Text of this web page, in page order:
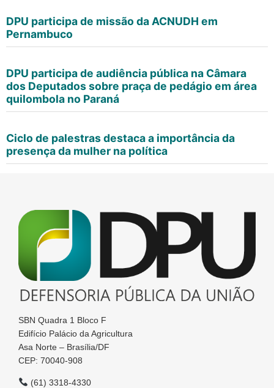
DPU participa de missão da ACNUDH em
Pernambuco
DPU participa de audiência pública na Câmara
dos Deputados sobre praça de pedágio em área
quilombola no Paraná
Ciclo de palestras destaca a importância da
presença da mulher na política
SBN Quadra 1 Bloco F
Edifício Palácio da Agricultura
Asa Norte – Brasília/DF
CEP: 70040-908
(61) 3318-4330